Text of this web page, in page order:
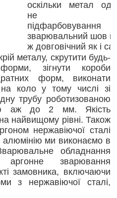
оскільки метал
не
зварювальний шов
ж довговічний як і
металу, скрутити будь-
зігнути короби
форм, виконати
коло у тому числі зі
трубу роботизованою
аж до 2 мм. Якість
найвищому рівні. Також
нержавіючої сталі
ми виконаємо в
обладнання
аргонне зварювання
замовника, включаючи
з нержавіючої сталі,